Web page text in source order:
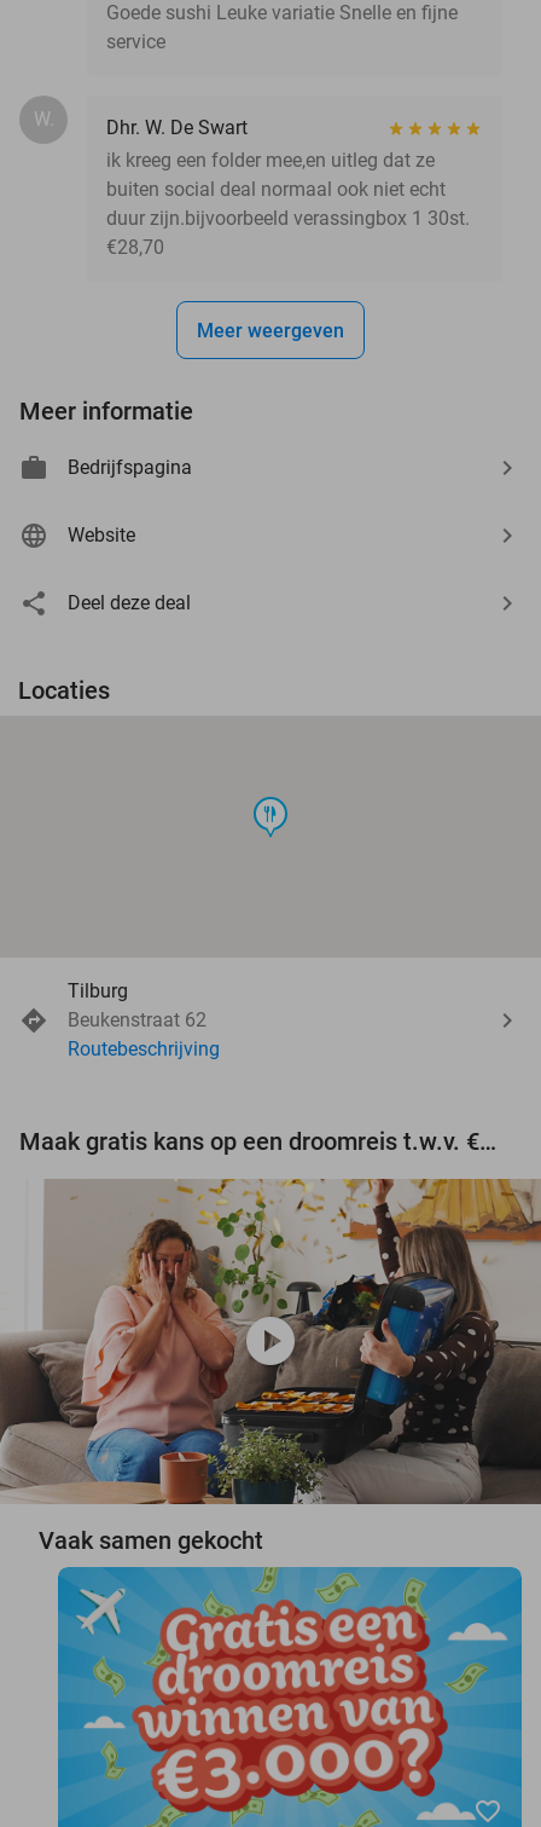
Goede sushi Leuke variatie Snelle en fijne
service
W.
Dhr. W. De Swart
ik kreeg een folder mee,en uitleg dat ze
buiten social deal normaal ook niet echt
duur zijn.bijvoorbeeld verassingbox 1 30st.
€28,70
Meer weergeven
Meer informatie
Bedrijfspagina
Website
Deel deze deal
Locaties
food
Tilburg
Beukenstraat 62
Routebeschrijving
Maak gratis kans op een droomreis t.w.v. €3.000!
play_circle
Vaak samen gekocht
favorite_border